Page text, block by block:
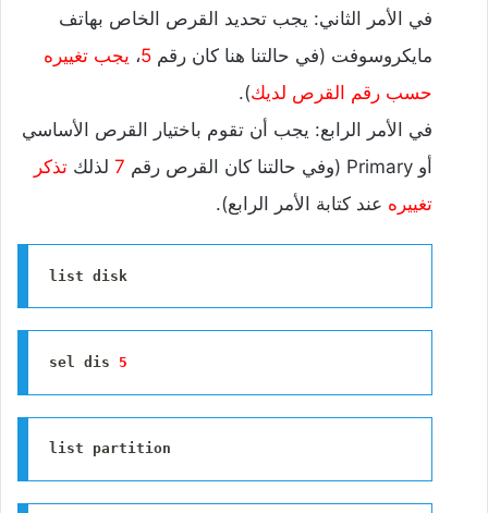
في الأمر الثاني: يجب تحديد القرص الخاص بهاتف
مايكروسوفت (في حالتنا هنا كان رقم 5، يجب تغييره
حسب رقم القرص لديك).
في الأمر الرابع: يجب أن تقوم باختيار القرص الأساسي
أو Primary (وفي حالتنا كان القرص رقم
7 لذلك تذكر
تغييره عند كتابة الأمر الرابع).
list disk
sel dis 5
list partition